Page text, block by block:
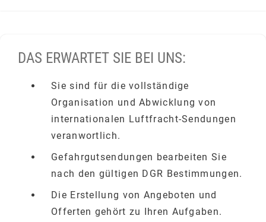
DAS ERWARTET SIE BEI UNS:
Sie sind für die vollständige
Organisation und Abwicklung von
internationalen Luftfracht-Sendungen
veranwortlich.
Gefahrgutsendungen bearbeiten Sie
nach den gültigen DGR Bestimmungen.
Die Erstellung von Angeboten und
Offerten gehört zu Ihren Aufgaben.